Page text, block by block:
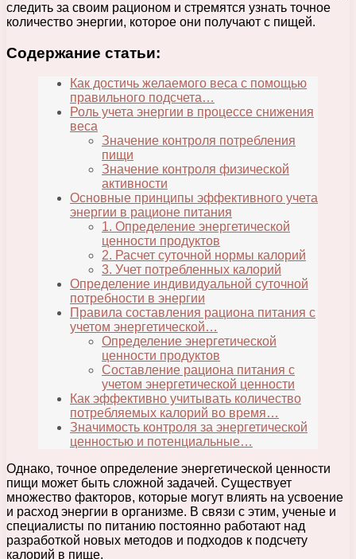
следить за своим рационом и стремятся узнать точное
количество энергии, которое они получают с пищей.
Содержание статьи:
Как достичь желаемого веса с помощью
правильного подсчета…
Роль учета энергии в процессе снижения
веса
Значение контроля потребления
пищи
Значение контроля физической
активности
Основные принципы эффективного учета
энергии в рационе питания
1. Определение энергетической
ценности продуктов
2. Расчет суточной нормы калорий
3. Учет потребленных калорий
Определение индивидуальной суточной
потребности в энергии
Правила составления рациона питания с
учетом энергетической…
Определение энергетической
ценности продуктов
Составление рациона питания с
учетом энергетической ценности
Как эффективно учитывать количество
потребляемых калорий во время…
Значимость контроля за энергетической
ценностью и потенциальные…
Однако, точное определение энергетической ценности
пищи может быть сложной задачей. Существует
множество факторов, которые могут влиять на усвоение
и расход энергии в организме. В связи с этим, ученые и
специалисты по питанию постоянно работают над
разработкой новых методов и подходов к подсчету
калорий в пище.